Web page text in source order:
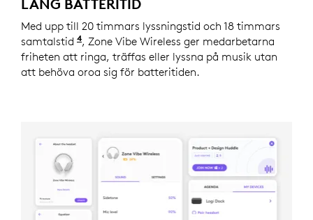
LÅNG BATTERITID
Med upp till 20 timmars lyssningstid och 18 timmars
samtalstid 4Batteritiden kan variera beroende på
, Zone Vibe Wireless ger medarbetarna
friheten att ringa, träffas eller lyssna på musik utan
att behöva oroa sig för batteritiden.